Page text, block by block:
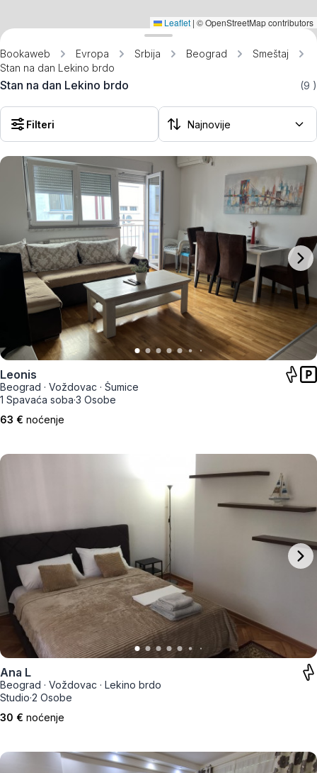
Bookaweb Evropa Srbija Beograd
Smeštaj
Stan na dan Lekino brdo
Stan na dan Lekino brdo (9 )
Filteri
Leonis
Beograd · Voždovac · Šumice
1 Spavaća soba·3 Osobe
63 € noćenje
Ana L
Beograd · Voždovac · Lekino brdo
Studio·2 Osobe
30 € noćenje
Leaflet | © OpenStreetMap contributors